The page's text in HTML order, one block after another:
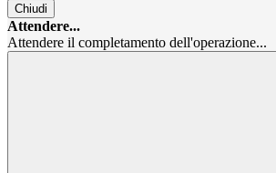
Chiudi
Attendere...
Attendere il completamento dell'operazione...